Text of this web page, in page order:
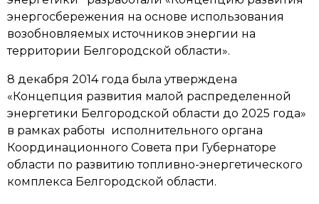
энергосбережения на основе использования
возобновляемых источников энергии на
территории Белгородской области».
8 декабря 2014 года была утверждена
«Концепция развития малой распределенной
энергетики Белгородской области до 2025 года»
в рамках работы исполнительного органа
Координационного Совета при Губернаторе
области по развитию топливно-энергетического
комплекса Белгородской области.